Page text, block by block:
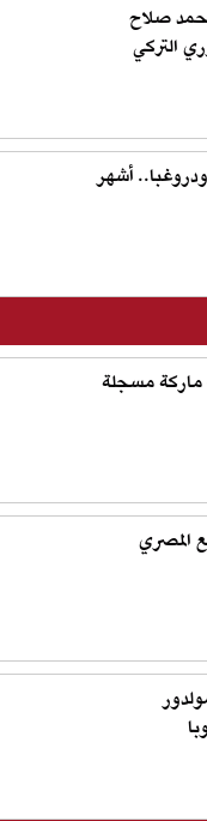
محمد صلاح
التركي
أشهر
مسجلة
المصري